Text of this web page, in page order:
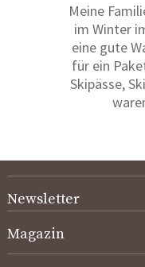
Meine
im Winter
eine gute
für ein
Skipässe,
Newsletter
Magazin